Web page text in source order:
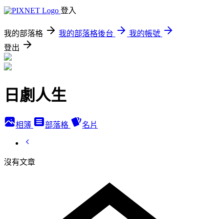
登入
我的部落格 我的部落格後台
我的帳號
登出
日劇人生
相簿 部落格 名片
沒有文章